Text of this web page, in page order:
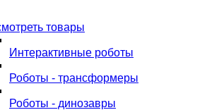
товары
Интерактивные роботы
Роботы - трансформеры
Роботы - динозавры